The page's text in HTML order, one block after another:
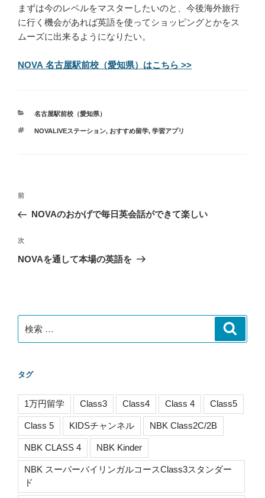
まずは今のレベルをマスターしたいのと、今後海外旅行
に行く機会があれば英語を使ってショッピングとかをス
ムーズに出来るようになりたい。
NOVA 名古屋駅前校（愛知県）はこちら >>
カ
ゴ
名古屋駅前校（愛知県）
タ
NOVALIVEステーション, おすすめ留学, 学習アプリ
投
ナ
ビ
ゲ
ン
過
去
投
前
NOVAのおかげで毎日英会話ができて楽しい
次
の
次
NOVAを通して本場の英語を
索:
タグ
1万円留学 Class3 Class4 Class 4 Class5
Class 5 KIDSチャンネル NBK Class2C/2B
NBK CLASS 4 NBK Kinder
NBK スーパーバイリンガルコースClass3スタンダー
ド